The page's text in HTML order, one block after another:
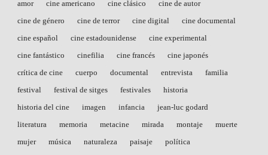
amor cine americano cine clásico
cine de autor
cine de género
cine de terror cine digital
cine documental
cine español
cine estadounidense
cine experimental
cine fantástico
cinefilia cine francés
cine japonés
crítica de cine
cuerpo documental entrevista
familia
festival
festival de sitges festivales
historia
historia del cine
imagen infancia
jean-luc godard
literatura
memoria metacine mirada montaje
muerte
mujer
música naturaleza paisaje
política